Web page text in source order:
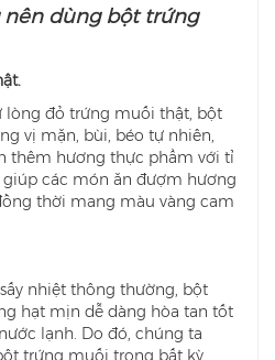
dùng bột trứng
lòng đỏ trứng muối thật, bột
vị mặn, bùi, béo tự nhiên,
thêm hương thực phẩm với tỉ
giúp các món ăn đượm hương
thời mang màu vàng cam
nhiệt thông thường, bột
hạt mịn dễ dàng hòa tan tốt
lạnh. Do đó, chúng ta
trứng muối trong bất kỳ